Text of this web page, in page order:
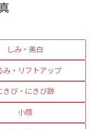
しみ・美白
み・リフトアップ
きび・にきび跡
小顔